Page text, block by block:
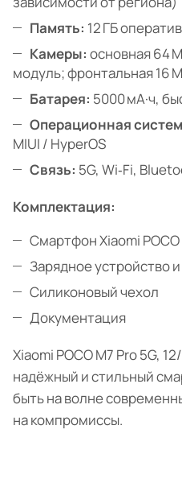
Память: 12 ГБ
Камеры: основная 64
модуль; фронтальная 16
Батарея: 5000 мА·ч,
Операционная
MIUI / HyperOS
Связь: 5G, Wi‑Fi,
Комплектация:
Смартфон Xiaomi
Зарядное устройство
Силиконовый чехол
Документация
Xiaomi POCO M7 Pro 5G,
надёжный и стильный
быть на волне
на компромиссы.